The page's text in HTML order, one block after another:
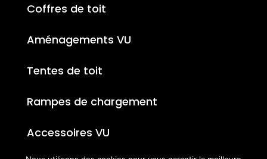
Coffres de toit
Aménagements VU
Tentes de toit
Rampes de chargement
Accessoires VU